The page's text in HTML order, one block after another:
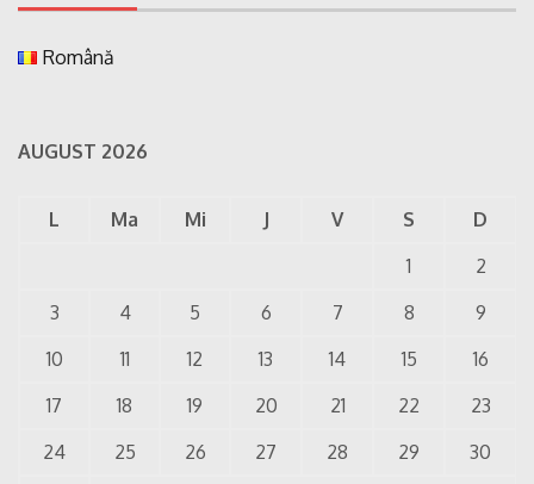
Română
AUGUST 2026
L Ma Mi J V S
D
1
2
3
4 5 6 7 8
9
10
11 12 13 14 15
16
17
18 19 20 21 22
23
24
25 26 27 28 29 30